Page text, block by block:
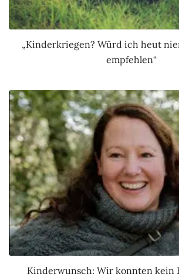
„Kinderkriegen? Würd ich heut
empfehlen“
Kinderwunsch: Wir konnten kein